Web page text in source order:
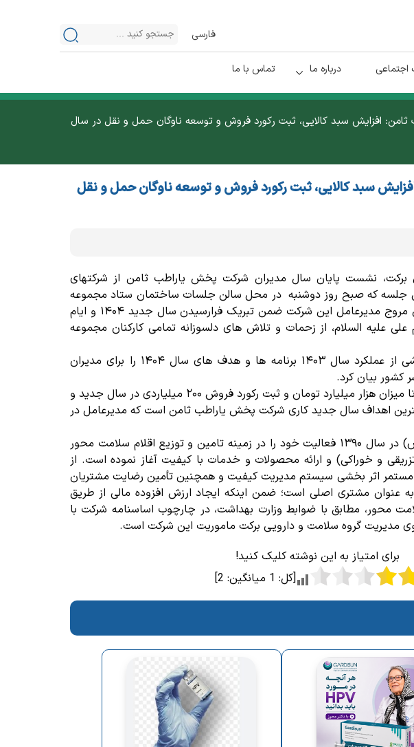
فارسی
اجتماعی درباره ما تماس با ما
افزایش سبد کالایی، ثبت رکورد فروش و توسعه ناوگان حمل و نقل در سال
سبد کالایی، ثبت رکورد فروش و توسعه ناوگان حمل و نقل
برکت، نشست پایان سال مدیران شرکت پخش یاراطب ثامن از شرکتهای
جلسه که صبح روز دوشنبه در محل سالن جلسات ساختمان ستاد مجموعه
یاراطب ثامن برگزار گردید، مهندس مروج مدیرعامل این شرکت ضمن تبریک فرارسیدن سال جدید ۱۴۰۴ و ایام
علیه السلام، از زحمات و تلاش های دلسوزانه تمامی کارکنان مجموعه
مهندس مروج ضمن تشریح گزارشی از عملکرد سال ۱۴۰۳ برنامه ها و هدف های سال ۱۴۰۴ را برای مدیران‌
کشور بیان کرد.
افزایش سبد کالایی یاراطب ثامن تا میزان هزار میلیارد تومان و ثبت رکورد فروش ۲۰۰ میلیاردی در سال جدید و
اهداف سال جدید کاری شرکت پخش یاراطب ثامن است که مدیرعامل در
شرکت یاراطب ثامن (سهامی خاص) در سال ۱۳۹۰ فعالیت خود را در زمینه تامین و توزیع اقلام سلامت محور
و خوراکی) و ارائه محصولات و خدمات با کیفیت آغاز نموده است. از
مستمر اثر بخشی سیستم مدیریت کیفیت و همچنین تأمین رضایت مشتریان
عنوان مشتری اصلی است؛ ضمن اینکه ایجاد ارزش افزوده مالی از طریق
محور، مطابق با ضوابط وزارت بهداشت، در چارچوب اساسنامه شرکت با
مدیریت گروه سلامت و دارویی برکت ماموریت این شرکت است.
برای امتیاز به این نوشته کلیک کنید!
[کل: 1 میانگین: 2
]